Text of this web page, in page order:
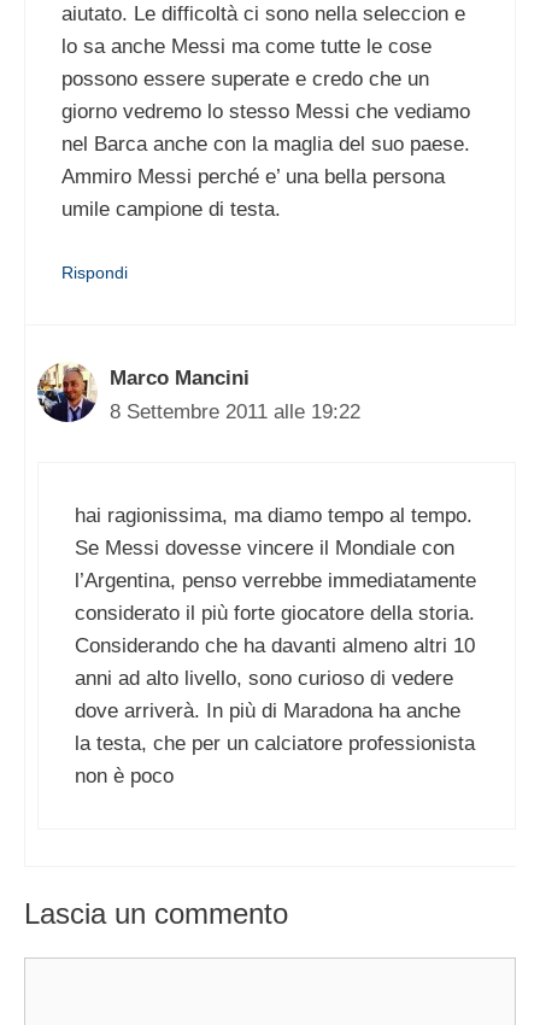
aiutato. Le difficoltà ci sono nella seleccion e
lo sa anche Messi ma come tutte le cose
possono essere superate e credo che un
giorno vedremo lo stesso Messi che vediamo
nel Barca anche con la maglia del suo paese.
Ammiro Messi perché e’ una bella persona
umile campione di testa.
Rispondi
Marco Mancini
8 Settembre 2011 alle 19:22
hai ragionissima, ma diamo tempo al tempo.
Se Messi dovesse vincere il Mondiale con
l’Argentina, penso verrebbe immediatamente
considerato il più forte giocatore della storia.
Considerando che ha davanti almeno altri 10
anni ad alto livello, sono curioso di vedere
dove arriverà. In più di Maradona ha anche
la testa, che per un calciatore professionista
non è poco
Lascia un commento